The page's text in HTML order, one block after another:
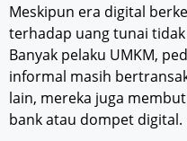
Meskipun era digital
terhadap uang tunai
Banyak pelaku UMKM,
informal masih
lain, mereka juga
bank atau dompet digital.